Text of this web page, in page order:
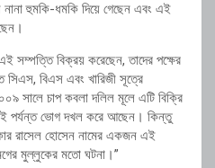
হুমকি-ধমকি দিয়ে গেছেন এবং এই
সম্পত্তি বিক্রয় করেছেন, তাদের পক্ষের
বিএস এবং খারিজী সূত্রে
সালে চাপ কবলা দলিল মূলে এটি বিক্রি
পর্যন্ত ভোগ দখল করে আছেন। কিন্তু
রাসেল হোসেন নামের একজন এই
মুল্লুকের মতো ঘটনা।”